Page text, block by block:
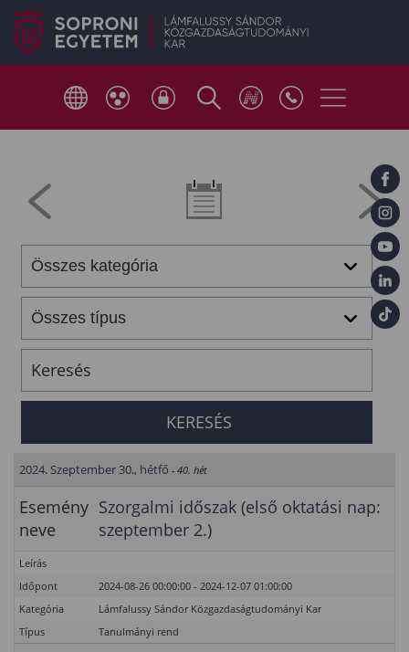
2024. Szeptember 30., hétfő - 40. hét
Esemény
neve
Szorgalmi időszak (első oktatási nap:
szeptember 2.)
Leírás
Időpont
2024-08-26 00:00:00 - 2024-12-07 01:00:00
Kategória
Lámfalussy Sándor Közgazdaságtudományi Kar
Típus
Tanulmányi rend